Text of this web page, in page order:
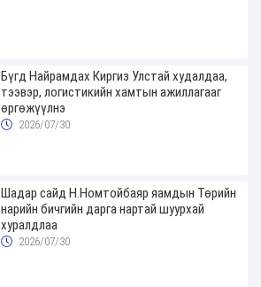
Бүгд Найрамдах Киргиз Улстай худалдаа,
тээвэр, логистикийн хамтын ажиллагааг
өргөжүүлнэ
2026/07/30
Шадар сайд Н.Номтойбаяр яамдын Төрийн
нарийн бичгийн дарга нартай шуурхай
хуралдлаа
2026/07/30